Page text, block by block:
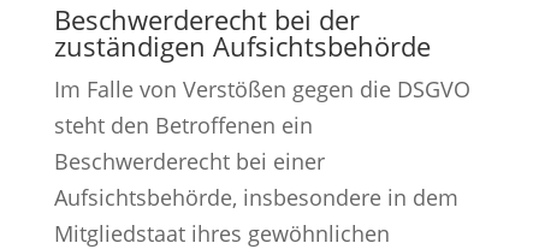
Beschwerde­recht bei der
zuständigen Aufsichts­behörde
Im Falle von Verstößen gegen die DSGVO
steht den Betroffenen ein
Beschwerderecht bei einer
Aufsichtsbehörde, insbesondere in dem
Mitgliedstaat ihres gewöhnlichen